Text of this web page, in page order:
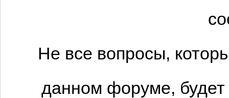
Не все вопросы,
данном форуме,